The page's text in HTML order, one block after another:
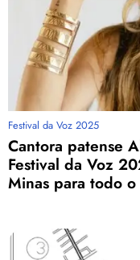
Festival da Voz 2025
Cantora patense
Festival da Voz
Minas para todo o